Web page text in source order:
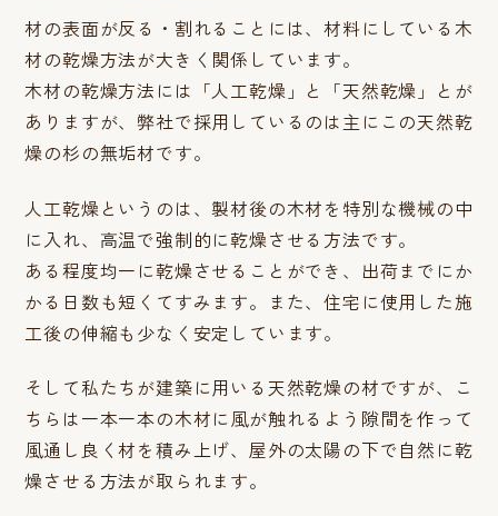
材の表面が反る・割れることには、材料にしている木
材の乾燥方法が大きく関係しています。
木材の乾燥方法には「人工乾燥」と「天然乾燥」とが
ありますが、弊社で採用しているのは主にこの天然乾
燥の杉の無垢材です。
人工乾燥というのは、製材後の木材を特別な機械の中
に入れ、高温で強制的に乾燥させる方法です。
ある程度均一に乾燥させることができ、出荷までにか
かる日数も短くてすみます。また、住宅に使用した施
工後の伸縮も少なく安定しています。
そして私たちが建築に用いる天然乾燥の材ですが、こ
ちらは一本一本の木材に風が触れるよう隙間を作って
風通し良く材を積み上げ、屋外の太陽の下で自然に乾
燥させる方法が取られます。